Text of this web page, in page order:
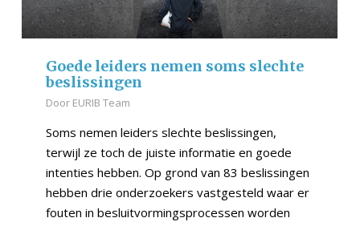
Goede leiders nemen soms slechte
beslissingen
Door EURIB Team
Soms nemen leiders slechte beslissingen,
terwijl ze toch de juiste informatie en goede
intenties hebben. Op grond van 83 beslissingen
hebben drie onderzoekers vastgesteld waar er
fouten in besluitvormingsprocessen worden